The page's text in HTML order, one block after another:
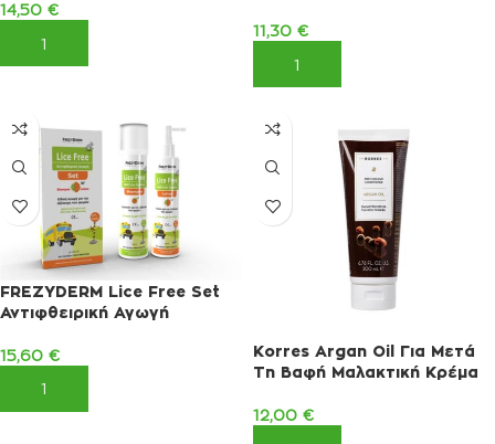
14,50 €
ΠΡΟΣΘΉΚΗ ΣΤΟ ΚΑΛΆΘΙ
11,30 €
ΠΡΟΣΘΉΚΗ ΣΤΟ ΚΑΛΆΘΙ
FREZYDERM Lice Free Set
Αντιφθειρική Αγωγή
15,60 €
ΠΡΟΣΘΉΚΗ ΣΤΟ ΚΑΛΆΘΙ
Korres Argan Oil Για Μετά
Τη Βαφή Μαλακτική Κρέμα
12,00 €